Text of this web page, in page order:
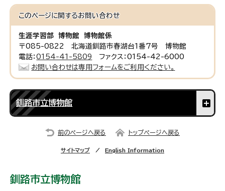
このページに関するお問い合わせ
生涯学習部 博物館 博物館係
〒085-0822 北海道釧路市春湖台1番7号 博物館
電話：0154-41-5809
ファクス：0154-42-6000
お問い合わせは専用フォームをご利用ください。
釧路市立博物館
前のページへ戻る トップページへ戻る
サイトマップ English Information
釧路市立博物館